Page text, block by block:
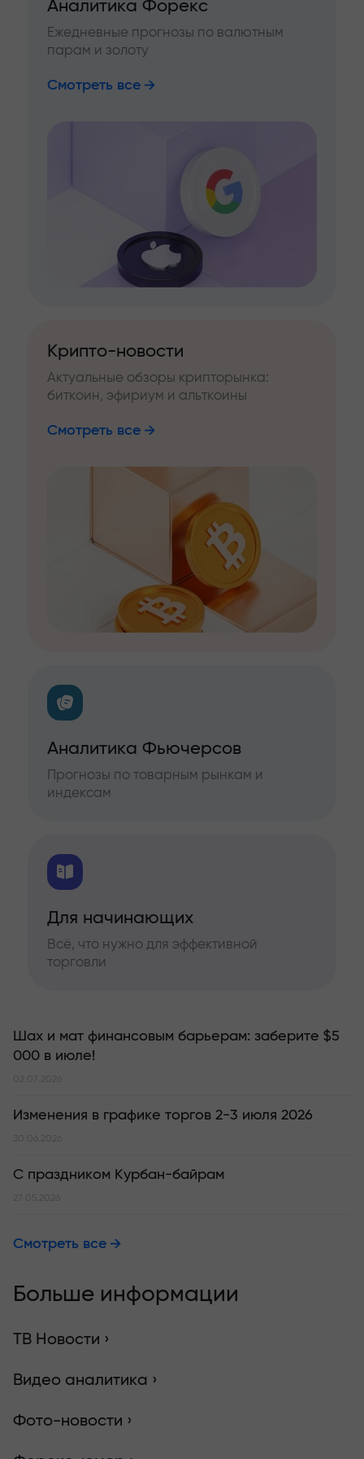
Аналитика Форекс
Ежедневные прогнозы по валютным
парам и золоту
Смотреть все
Крипто-новости
Актуальные обзоры крипторынка:
биткоин, эфириум и альткоины
Смотреть все
Аналитика Фьючерсов
Прогнозы по товарным рынкам и
индексам
Для начинающих
Всё, что нужно для эффективной
торговли
Шах и мат финансовым барьерам: заберите $5
000 в июле!
02.07.2026
Изменения в графике торгов 2-3 июля 2026
30.06.2026
С праздником Курбан-байрам
27.05.2026
Смотреть все
Больше информации
ТВ Новости ›
Видео аналитика ›
Фото-новости ›